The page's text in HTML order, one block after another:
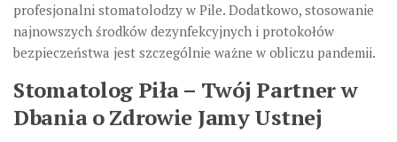
profesjonalni stomatolodzy w Pile. Dodatkowo, stosowanie
najnowszych środków dezynfekcyjnych i protokołów
bezpieczeństwa jest szczególnie ważne w obliczu pandemii.
Stomatolog Piła – Twój Partner w
Dbania o Zdrowie Jamy Ustnej